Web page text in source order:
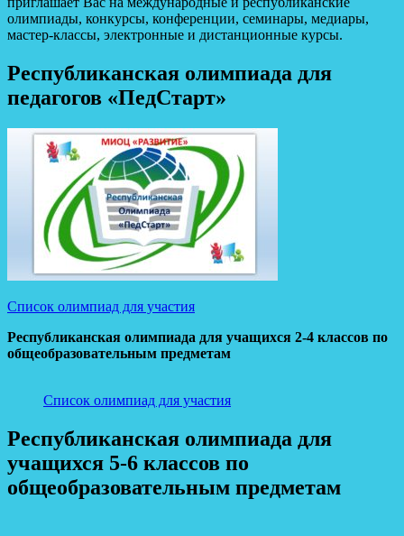
олимпиады, конкурсы, конференции, семинары, медиары,
мастер-классы, электронные и дистанционные курсы.
Республиканская олимпиада для
педагогов «ПедСтарт»
Список олимпиад для участия
Республиканская олимпиада для учащихся 2-4 классов по
общеобразовательным предметам
Список олимпиад для участия
Республиканская олимпиада для
учащихся 5-6 классов по
общеобразовательным предметам